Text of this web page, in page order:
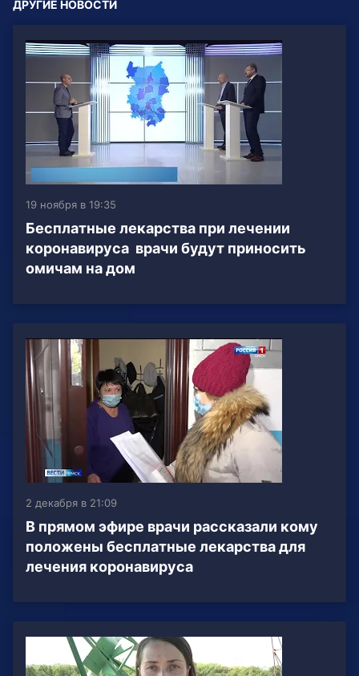
ДРУГИЕ НОВОСТИ
19 ноября в 19:35
Бесплатные лекарства при лечении
коронавируса врачи будут приносить
омичам на дом
2 декабря в 21:09
В прямом эфире врачи рассказали кому
положены бесплатные лекарства для
лечения коронавируса